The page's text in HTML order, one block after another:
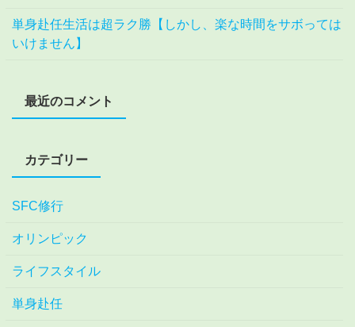
単身赴任生活は超ラク勝【しかし、楽な時間をサボっては
いけません】
最近のコメント
カテゴリー
SFC修行
オリンピック
ライフスタイル
単身赴任